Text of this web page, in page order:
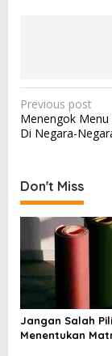
P
o
n
a
i
g
a
t
Previous post
Menengok Menu
Di Negara-
Don't Miss
Jangan Salah
Menentukan